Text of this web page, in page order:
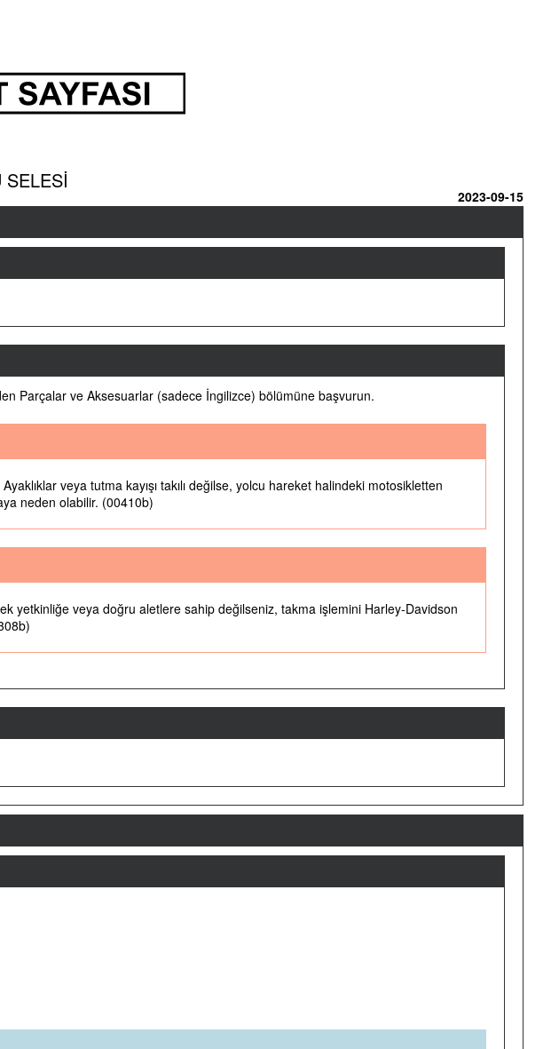
SELESİ
2023-09-15
Parçalar ve Aksesuarlar (sadece İngilizce) bölümüne başvurun.
veya tutma kayışı takılı değilse, yolcu hareket halindeki motosikletten
neden olabilir. (00410b)
yetkinliğe veya doğru aletlere sahip değilseniz, takma işlemini Harley-Davidson